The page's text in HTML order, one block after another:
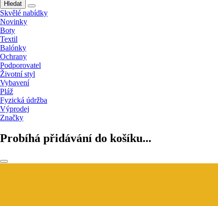
Hledat
Skvělé nabídky
Novinky
Boty
Textil
Balónky
Ochrany
Podporovatel
Životní styl
Vybavení
Pláž
Fyzická údržba
Výprodej
Značky
Probíhá přidávání do košíku...